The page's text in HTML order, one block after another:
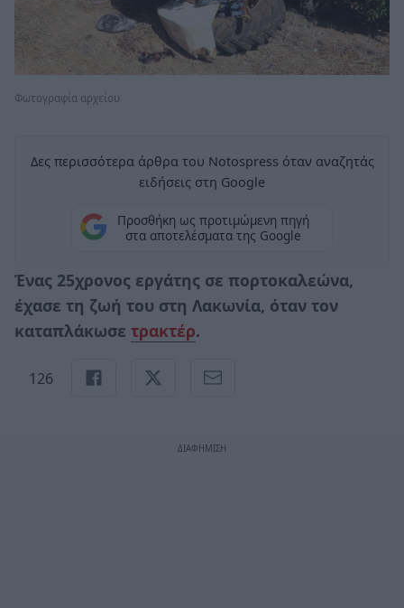
Φωτογραφία αρχείου
Δες περισσότερα άρθρα του Notospress όταν αναζητάς
ειδήσεις στη Google
Προσθήκη ως προτιμώμενη πηγή
στα αποτελέσματα της Google
Ένας 25χρονος εργάτης σε πορτοκαλεώνα,
έχασε τη ζωή του στη Λακωνία, όταν τον
καταπλάκωσε τρακτέρ.
126